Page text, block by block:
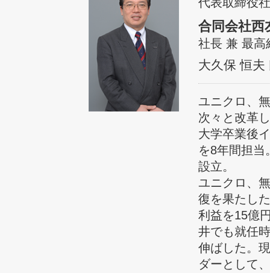
合同会社西
社長 兼 最高
大久保 恒夫
ユニクロ、
次々と改革
大学卒業後
を8年間担当
設立。
ユニクロ、
復を果たし
利益を15億
井でも就任
伸ばした。
ダーとして